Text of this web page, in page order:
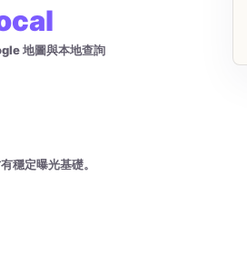
地圖與本地查詢
定曝光基礎。